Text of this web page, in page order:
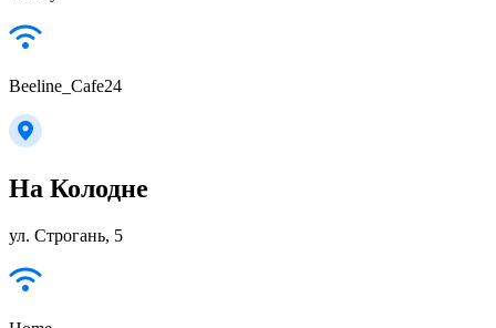
Beeline_Cafe24
На Колодне
ул. Строгань, 5